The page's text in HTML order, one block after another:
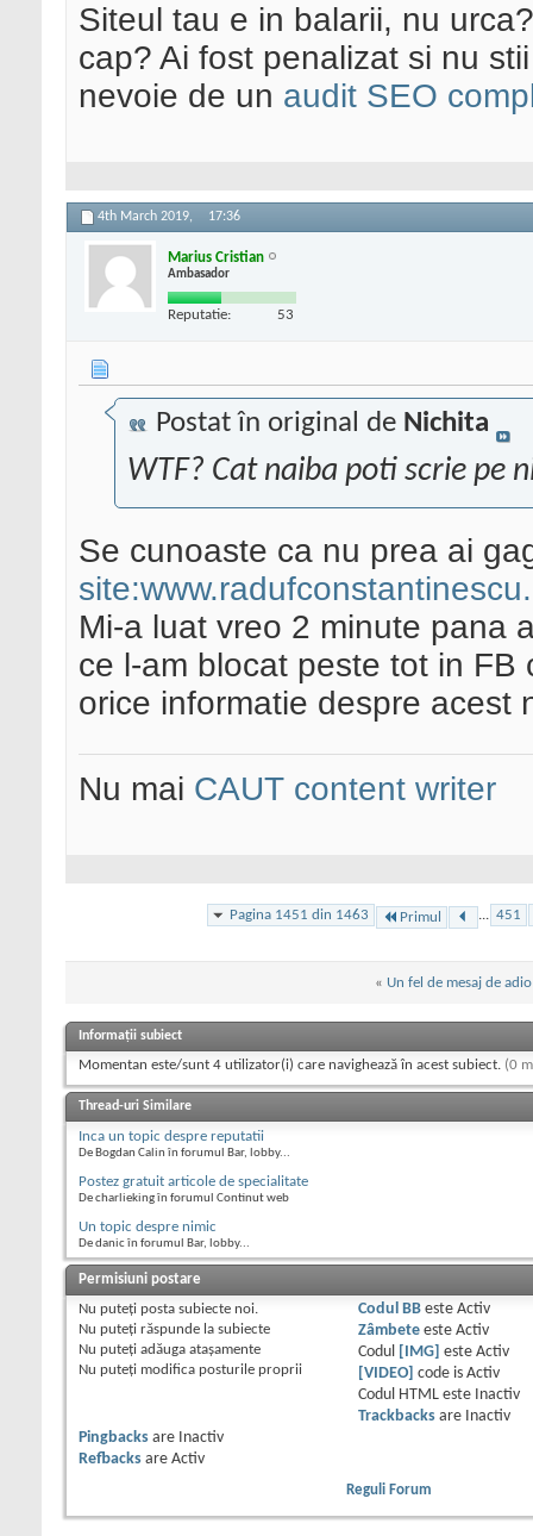
Siteul tau e in balarii, nu
cap? Ai fost penalizat si nu
nevoie de un audit SEO
4th March 2019, 17:36
Marius Cristian
Ambasador
Reputatie: 53
Postat în original de Nichita
WTF? Cat naiba poti scrie pe
Se cunoaste ca nu prea ai
Mi-a luat vreo 2 minute pana
ce l-am blocat peste tot in
orice informatie despre acest
Nu mai CAUT content writer
Pagina 1451 din 1463 Primul ... 451
« Un fel de mesaj de adio
Informații subiect
Momentan este/sunt 4 utilizator(i) care navighează în acest subiect. (0
Thread-uri Similare
Inca un topic despre reputatii
De Bogdan Calin în forumul Bar, lobby...
Postez gratuit articole de specialitate
De charlieking în forumul Continut web
Un topic despre nimic
De danic în forumul Bar, lobby...
Permisiuni postare
Nu puteţi posta subiecte noi.
Nu puteţi răspunde la subiecte
Nu puteţi adăuga ataşamente
Nu puteţi modifica posturile proprii
Codul BBeste Activ
Zâmbeteeste Activ
Codul
[IMG] este Activ
[VIDEO] code is Activ
Codul HTML este
Inactiv
Trackbacksare
Inactiv
Pingbacks are
Inactiv
Refbacks are Activ
Reguli Forum